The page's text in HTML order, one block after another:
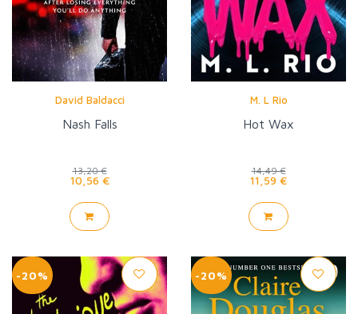
David Baldacci
Nash Falls
13,20 €
10,56 €
M. L Rio
Hot Wax
14,49 €
11,59 €
-20% -20%